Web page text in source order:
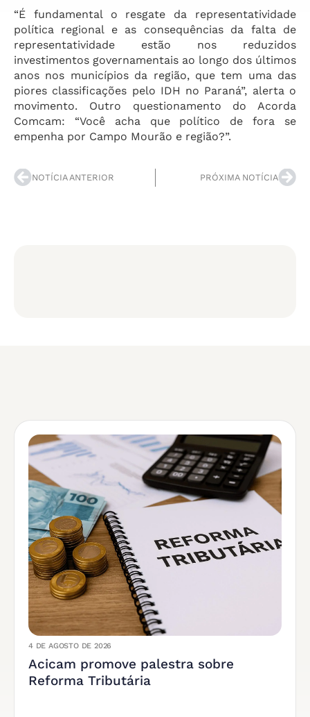
“É fundamental o resgate da representatividade
política regional e as consequências da falta de
representatividade estão nos reduzidos
investimentos governamentais ao longo dos últimos
anos nos municípios da região, que tem uma das
piores classificações pelo IDH no Paraná”, alerta o
movimento. Outro questionamento do Acorda
Comcam: “Você acha que político de fora se
empenha por Campo Mourão e região?”.
NOTÍCIA ANTERIOR PRÓXIMA NOTÍCIA
4 DE AGOSTO DE 2026
Acicam promove palestra sobre
Reforma Tributária